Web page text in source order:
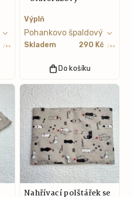
/ ks
Výplň
Skladem 290 Kč / ks
Do košíku
Nahřívací polštářek se